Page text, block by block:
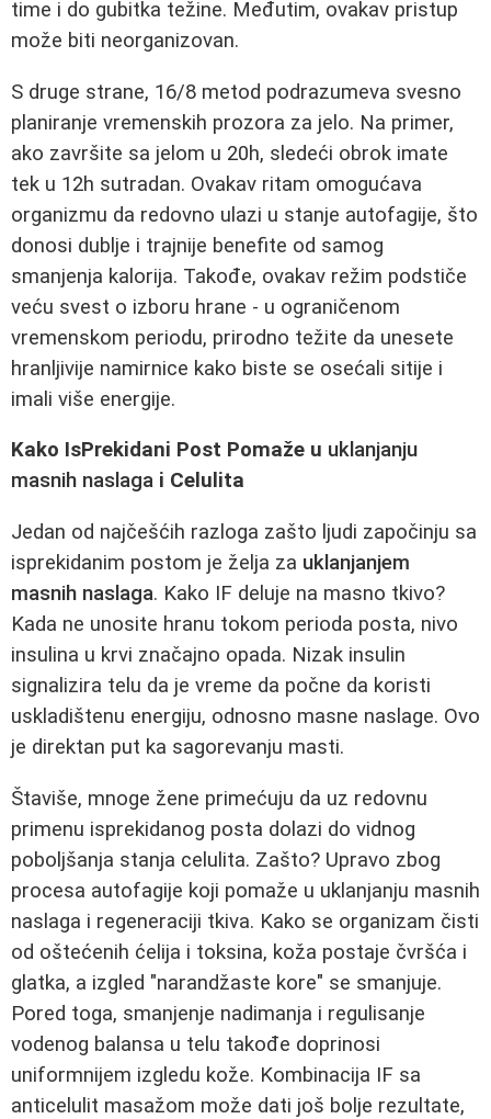
time i do gubitka težine. Međutim, ovakav pristup
može biti neorganizovan.
S druge strane, 16/8 metod podrazumeva svesno
planiranje vremenskih prozora za jelo. Na primer,
ako završite sa jelom u 20h, sledeći obrok imate
tek u 12h sutradan. Ovakav ritam omogućava
organizmu da redovno ulazi u stanje autofagije, što
donosi dublje i trajnije benefite od samog
smanjenja kalorija. Takođe, ovakav režim podstiče
veću svest o izboru hrane - u ograničenom
vremenskom periodu, prirodno težite da unesete
hranljivije namirnice kako biste se osećali sitije i
imali više energije.
Kako IsPrekidani Post Pomaže u uklanjanju
masnih naslaga i Celulita
Jedan od najčešćih razloga zašto ljudi započinju sa
isprekidanim postom je želja za uklanjanjem
masnih naslaga. Kako IF deluje na masno tkivo?
Kada ne unosite hranu tokom perioda posta, nivo
insulina u krvi značajno opada. Nizak insulin
signalizira telu da je vreme da počne da koristi
uskladištenu energiju, odnosno masne naslage. Ovo
je direktan put ka sagorevanju masti.
Štaviše, mnoge žene primećuju da uz redovnu
primenu isprekidanog posta dolazi do vidnog
poboljšanja stanja celulita. Zašto? Upravo zbog
procesa autofagije koji pomaže u uklanjanju masnih
naslaga i regeneraciji tkiva. Kako se organizam čisti
od oštećenih ćelija i toksina, koža postaje čvršća i
glatka, a izgled "narandžaste kore" se smanjuje.
Pored toga, smanjenje nadimanja i regulisanje
vodenog balansa u telu takođe doprinosi
uniformnijem izgledu kože. Kombinacija IF sa
anticelulit masažom može dati još bolje rezultate,